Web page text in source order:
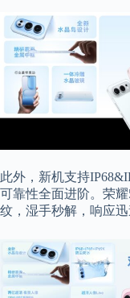
此外，新机支持
可靠性全面进阶。荣
纹，湿手秒解，响应